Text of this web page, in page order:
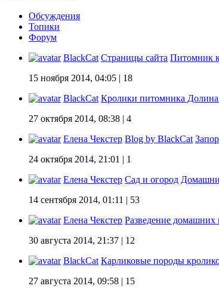
Обсуждения
Топики
Форум
BlackCat Страницы сайта Питомник
15 ноября 2014, 04:05 | 18
BlackCat Кролики питомника Долина
27 октября 2014, 08:38 | 4
Елена Чекстер Blog by BlackCat
24 октября 2014, 21:01 | 1
Елена Чекстер Сад и огород
14 сентября 2014, 01:11 | 53
Елена Чекстер Разведение домашних
30 августа 2014, 21:37 | 12
BlackCat Карликовые породы
27 августа 2014, 09:58 | 15